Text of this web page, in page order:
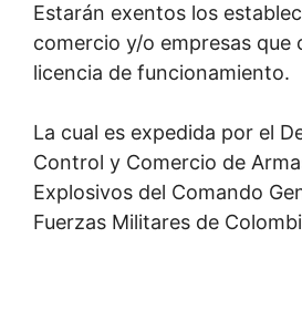
Estarán exentos los
comercio y/o empresas que
licencia de funcionamiento.
La cual es expedida por el
Control y Comercio de
Explosivos del Comando
Fuerzas Militares de